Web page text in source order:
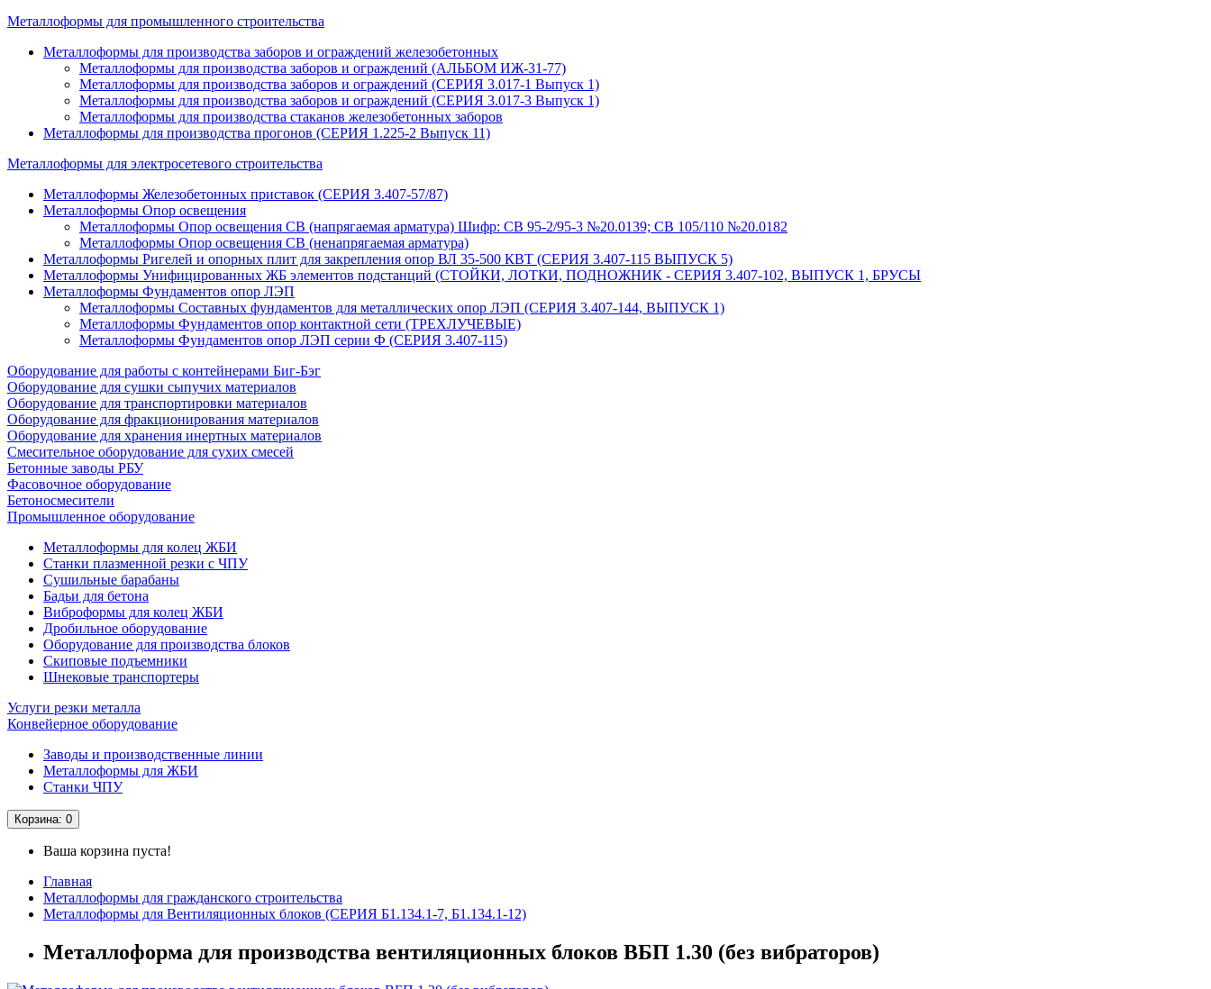
Металлоформы для промышленного строительства
Металлоформы для производства заборов и ограждений железобетонных
Металлоформы для производства заборов и ограждений (АЛЬБОМ ИЖ-31-77)
Металлоформы для производства заборов и ограждений (СЕРИЯ 3.017-1 Выпуск 1)
Металлоформы для производства заборов и ограждений (СЕРИЯ 3.017-3 Выпуск 1)
Металлоформы для производства стаканов железобетонных заборов
Металлоформы для производства прогонов (СЕРИЯ 1.225-2 Выпуск 11)
Металлоформы для электросетевого строительства
Металлоформы Железобетонных приставок (СЕРИЯ 3.407-57/87)
Металлоформы Опор освещения
Металлоформы Опор освещения СВ (напрягаемая арматура) Шифр: СВ 95-2/95-3 №20.0139; СВ 105/110 №20.0182
Металлоформы Опор освещения СВ (ненапрягаемая арматура)
Металлоформы Ригелей и опорных плит для закрепления опор ВЛ 35-500 КВТ (СЕРИЯ 3.407-115 ВЫПУСК 5)
Металлоформы Унифицированных ЖБ элементов подстанций (СТОЙКИ, ЛОТКИ, ПОДНОЖНИК - СЕРИЯ 3.407-102, ВЫПУСК 1, БРУСЫ
Металлоформы Фундаментов опор ЛЭП
Металлоформы Составных фундаментов для металлических опор ЛЭП (СЕРИЯ 3.407-144, ВЫПУСК 1)
Металлоформы Фундаментов опор контактной сети (ТРЕХЛУЧЕВЫЕ)
Металлоформы Фундаментов опор ЛЭП серии Ф (СЕРИЯ 3.407-115)
Оборудование для работы с контейнерами Биг-Бэг
Оборудование для сушки сыпучих материалов
Оборудование для транспортировки материалов
Оборудование для фракционирования материалов
Оборудование для хранения инертных материалов
Смесительное оборудование для сухих смесей
Бетонные заводы РБУ
Фасовочное оборудование
Бетоносмесители
Промышленное оборудование
Металлоформы для колец ЖБИ
Станки плазменной резки с ЧПУ
Сушильные барабаны
Бадьи для бетона
Виброформы для колец ЖБИ
Дробильное оборудование
Оборудование для производства блоков
Скиповые подъемники
Шнековые транспортеры
Услуги резки металла
Конвейерное оборудование
Заводы и производственные линии
Металлоформы для ЖБИ
Станки ЧПУ
Корзина: 0
Ваша корзина пуста!
Главная
Металлоформы для гражданского строительства
Металлоформы для Вентиляционных блоков (СЕРИЯ Б1.134.1-7, Б1.134.1-12)
Металлоформа для производства вентиляционных блоков ВБП 1.30 (без вибраторов)